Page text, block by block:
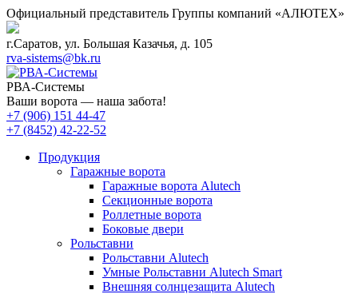
Перейти
к
содержимому
Официальный представитель Группы компаний «АЛЮТЕХ»
г.Саратов, ул. Большая Казачья, д. 105
rva-sistems@bk.ru
РВА-Системы
Ваши ворота — наша забота!
+7 (906) 151 44-47
+7 (8452) 42-22-52
Продукция
Гаражные ворота
Гаражные ворота Alutech
Секционные ворота
Роллетные ворота
Боковые двери
Рольставни
Рольставни Alutech
Умные Рольставни Alutech Smart
Внешняя солнцезащита Alutech